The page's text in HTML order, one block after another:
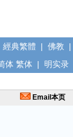
經典繁體 | 佛教 |
体 繁体 | 明实录
Email本页